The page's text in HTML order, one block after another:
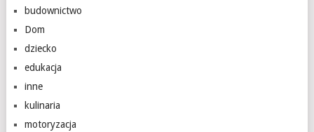
budownictwo
Dom
dziecko
edukacja
inne
kulinaria
motoryzacja